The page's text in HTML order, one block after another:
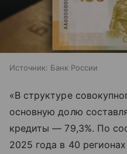
Источник: Банк России
«В структуре
основную долю
кредиты — 79,3%. По
2025 года в 40